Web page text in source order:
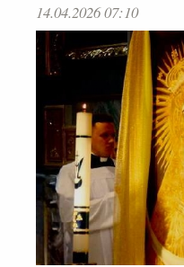
14.04.2026 07:10